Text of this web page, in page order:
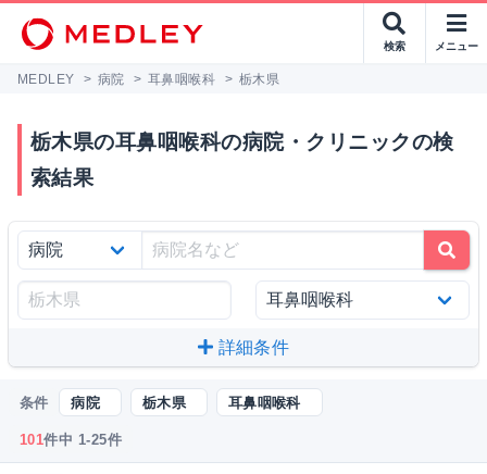
検索 メニュー
MEDLEY > 病院 > 耳鼻咽喉科 > 栃木県
栃木県の耳鼻咽喉科の病院・クリニックの検
索結果
詳細条件
条件 病院 栃木県 耳鼻咽喉科
101件中 1-25件